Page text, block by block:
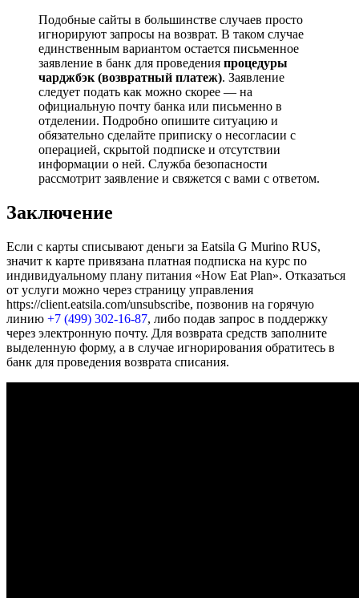
Подобные сайты в большинстве случаев просто
игнорируют запросы на возврат. В таком случае
единственным вариантом остается письменное
заявление в банк для проведения процедуры
чарджбэк (возвратный платеж). Заявление
следует подать как можно скорее — на
официальную почту банка или письменно в
отделении. Подробно опишите ситуацию и
обязательно сделайте приписку о несогласии с
операцией, скрытой подписке и отсутствии
информации о ней. Служба безопасности
рассмотрит заявление и свяжется с вами с ответом.
Заключение
Если с карты списывают деньги за Eatsila G Murino RUS,
значит к карте привязана платная подписка на курс по
индивидуальному плану питания «How Eat Plan». Отказаться
от услуги можно через страницу управления
https://client.eatsila.com/unsubscribe, позвонив на горячую
линию +7 (499) 302-16-87, либо подав запрос в поддержку
через электронную почту. Для возврата средств заполните
выделенную форму, а в случае игнорирования обратитесь в
банк для проведения возврата списания.